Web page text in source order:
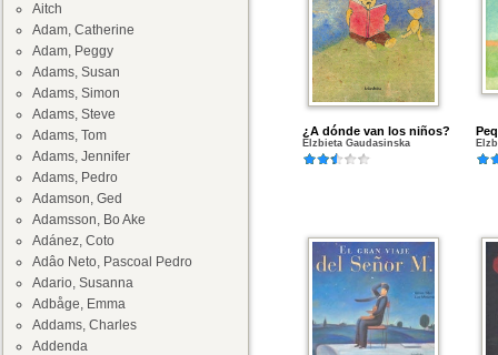
Aitch
Adam, Catherine
Adam, Peggy
Adams, Susan
Adams, Simon
Adams, Steve
Adams, Tom
Adams, Jennifer
Adams, Pedro
Adamson, Ged
Adamsson, Bo Ake
Adánez, Coto
Adâo Neto, Pascoal Pedro
Adario, Susanna
Adbåge, Emma
Addams, Charles
Addenda
¿A dónde van los niños?
Elzbieta Gaudasinska